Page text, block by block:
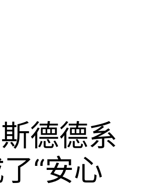
德德系
“安心